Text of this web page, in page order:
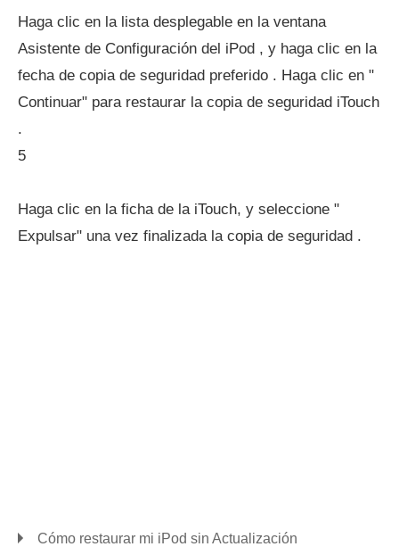
Haga clic en la lista desplegable en la ventana
Asistente de Configuración del iPod , y haga clic en la
fecha de copia de seguridad preferido . Haga clic en "
Continuar" para restaurar la copia de seguridad iTouch
.
5
Haga clic en la ficha de la iTouch, y seleccione "
Expulsar" una vez finalizada la copia de seguridad .
Cómo restaurar mi iPod sin Actualización